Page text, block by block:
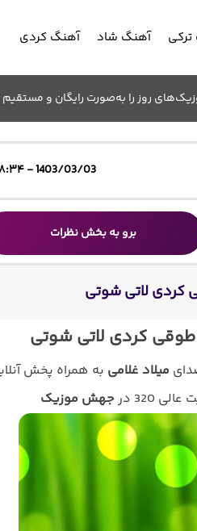
آهنگ شاد آهنگ کردی
روز را به‌صورت رایگان و مستقیم
1403/03/03 - ۱۸:۳۴
برو به بخش نظرات
کردی لاتی شوتی
طوقی کردی لاتی شوتی
میلاد غلامی به همراه پخش
320 در
جهش موزیک